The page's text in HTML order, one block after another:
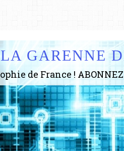
LA GARENNE